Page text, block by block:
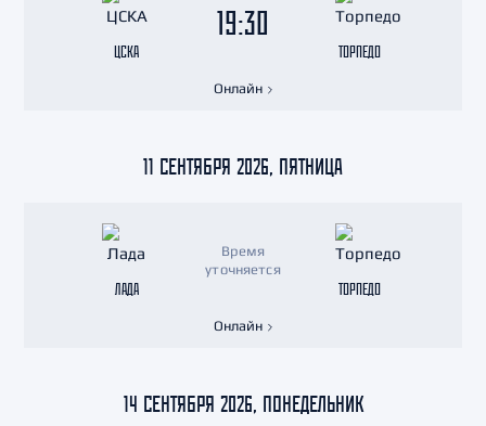
ЦСКА
19:30
ТОРПЕДО
Онлайн
11 СЕНТЯБРЯ 2026, ПЯТНИЦА
ЛАДА
Время
уточняется
ТОРПЕДО
Онлайн
14 СЕНТЯБРЯ 2026, ПОНЕДЕЛЬНИК